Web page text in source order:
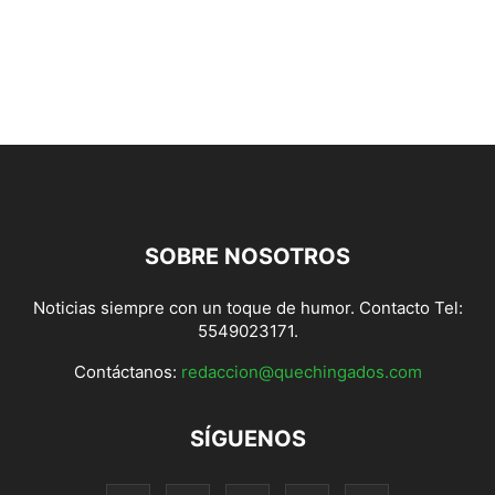
SOBRE NOSOTROS
Noticias siempre con un toque de humor. Contacto Tel:
5549023171.
Contáctanos: redaccion@quechingados.com
SÍGUENOS